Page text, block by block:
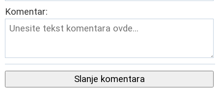
Komentar:
Slanje komentara